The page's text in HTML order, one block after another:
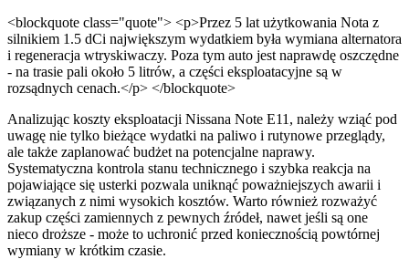
<blockquote class="quote"> <p>Przez 5 lat użytkowania Nota z
silnikiem 1.5 dCi największym wydatkiem była wymiana alternatora
i regeneracja wtryskiwaczy. Poza tym auto jest naprawdę oszczędne
- na trasie pali około 5 litrów, a części eksploatacyjne są w
rozsądnych cenach.</p> </blockquote>
Analizując koszty eksploatacji Nissana Note E11, należy wziąć pod
uwagę nie tylko bieżące wydatki na paliwo i rutynowe przeglądy,
ale także zaplanować budżet na potencjalne naprawy.
Systematyczna kontrola stanu technicznego i szybka reakcja na
pojawiające się usterki pozwala uniknąć poważniejszych awarii i
związanych z nimi wysokich kosztów. Warto również rozważyć
zakup części zamiennych z pewnych źródeł, nawet jeśli są one
nieco droższe - może to uchronić przed koniecznością powtórnej
wymiany w krótkim czasie.